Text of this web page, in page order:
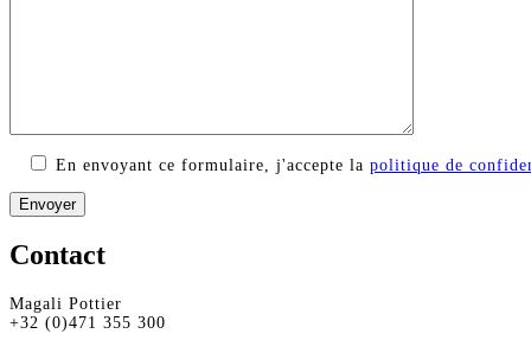
En envoyant ce formulaire, j'accepte la politique de
Contact
Magali Pottier
+32 (0)471 355 300